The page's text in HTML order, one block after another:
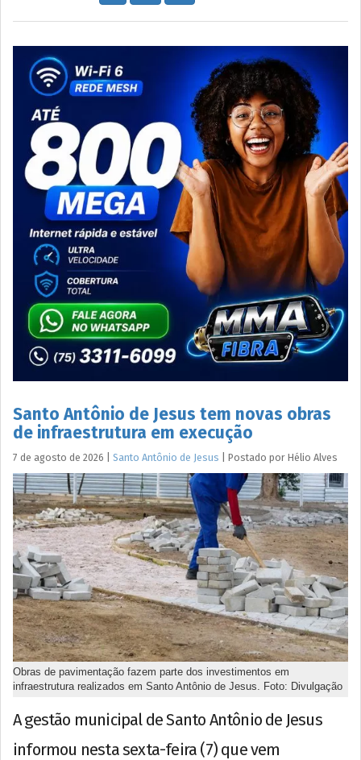
Santo Antônio de Jesus tem novas obras
de infraestrutura em execução
7 de agosto de 2026 Santo Antônio de Jesus Postado por Hélio Alves
Obras de pavimentação fazem parte dos investimentos em
infraestrutura realizados em Santo Antônio de Jesus. Foto: Divulgação
A gestão municipal de Santo Antônio de Jesus
informou nesta sexta-feira (7) que vem